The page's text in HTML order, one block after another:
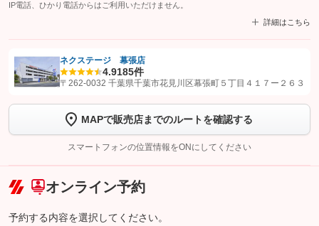
IP電話、ひかり電話からはご利用いただけません。
詳細はこちら
【STEP1】認証画面でグーネットを友だち追加してから「許可する」ボタンを押
トーク画面で
ボタンをタップして問い合わせを
完了してください。
こちら
ネクステージ 幕張店
4.9185件
〒262-0032 千葉県千葉市花見川区幕張町５丁目４１７ー２６３
MAPで販売店までのルートを確認する
スマートフォンの位置情報をONにしてください
オンライン予約
予約する内容を選択してください。